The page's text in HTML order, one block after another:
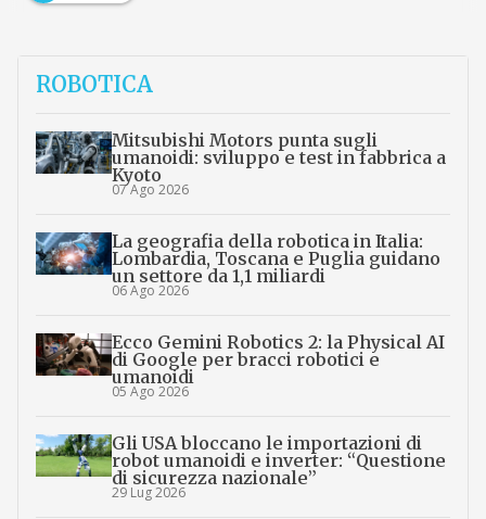
ROBOTICA
Mitsubishi Motors punta sugli
umanoidi: sviluppo e test in fabbrica a
Kyoto
07 Ago 2026
La geografia della robotica in Italia:
Lombardia, Toscana e Puglia guidano
un settore da 1,1 miliardi
06 Ago 2026
Ecco Gemini Robotics 2: la Physical AI
di Google per bracci robotici e
umanoidi
05 Ago 2026
Gli USA bloccano le importazioni di
robot umanoidi e inverter: “Questione
di sicurezza nazionale”
29 Lug 2026